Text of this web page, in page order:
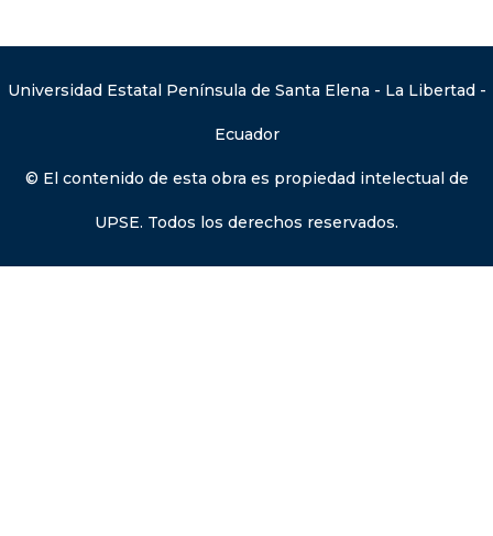
Universidad Estatal Península de Santa Elena - La Libertad -
Ecuador
© El contenido de esta obra es propiedad intelectual de
UPSE. Todos los derechos reservados.